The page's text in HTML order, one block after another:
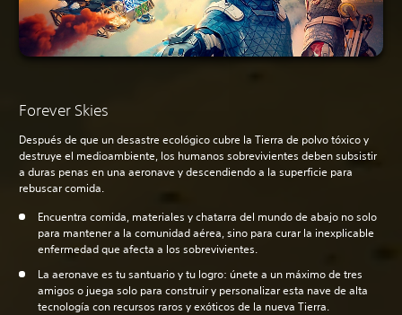
Forever Skies
Después de que un desastre ecológico cubre la Tierra de polvo tóxico y
destruye el medioambiente, los humanos sobrevivientes deben subsistir
a duras penas en una aeronave y descendiendo a la superficie para
rebuscar comida.
Encuentra comida, materiales y chatarra del mundo de abajo no solo
para mantener a la comunidad aérea, sino para curar la inexplicable
enfermedad que afecta a los sobrevivientes.
La aeronave es tu santuario y tu logro: únete a un máximo de tres
amigos o juega solo para construir y personalizar esta nave de alta
tecnología con recursos raros y exóticos de la nueva Tierra.